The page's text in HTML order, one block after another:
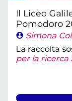
Il Liceo
Pomodoro
Simona
La raccolta
per la ricerca